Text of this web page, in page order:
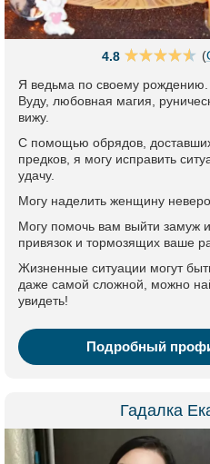
4.8 (
Я ведьма по своему рождению.
Вуду, любовная магия,
вижу.
С помощью обрядов,
предков, я могу исправить
удачу.
Могу наделить женщину
Могу помочь вам выйти замуж
привязок и тормозящих ваше
Жизненные ситуации могут
даже самой сложной, можно
увидеть!
Подробный
Гадалка